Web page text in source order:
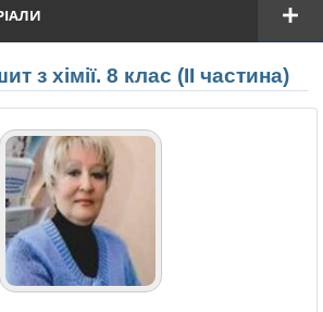
з хімії. 8 клас (ІІ частина)